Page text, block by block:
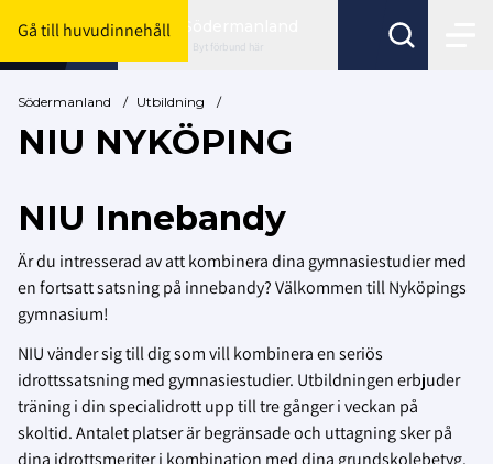
Gå till huvudinnehåll
Byt förbund här
Södermanland / Utbildning /
NIU NYKÖPING
NIU Innebandy
Är du intresserad av att kombinera dina gymnasiestudier med
en fortsatt satsning på innebandy? Välkommen till Nyköpings
gymnasium!
NIU vänder sig till dig som vill kombinera en seriös
idrottssatsning med gymnasiestudier. Utbildningen erbjuder
träning i din specialidrott upp till tre gånger i veckan på
skoltid. Antalet platser är begränsade och uttagning sker på
dina idrottsmeriter i kombination med dina grundskolebetyg.